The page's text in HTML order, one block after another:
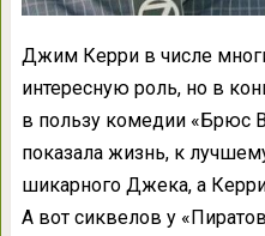
Джим Керри в числе
интересную роль, но в
в пользу комедии «Брюс
показала жизнь, к
шикарного Джека, а
А вот сиквелов у